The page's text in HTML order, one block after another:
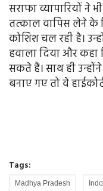
सराफा व्यापारियों
तत्काल वापिस लेने के
कोशिश चल रही है।
हवाला दिया और
सकते हैं। साथ ही
बनाए गए तो वे
Tags:
Madhya Pradesh